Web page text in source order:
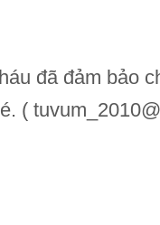
đã đảm bảo
(